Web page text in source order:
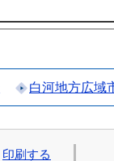
白河地方広域
印刷する